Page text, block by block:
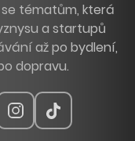
tématům, která
a startupů
až po bydlení,
dopravu.